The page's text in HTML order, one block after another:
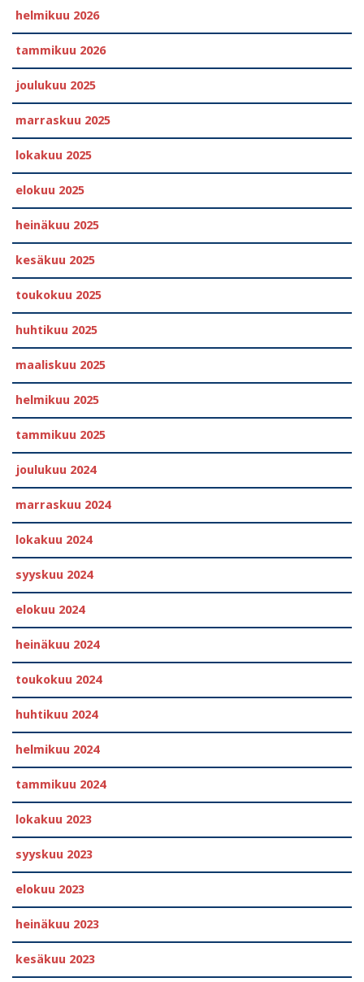
helmikuu 2026
tammikuu 2026
joulukuu 2025
marraskuu 2025
lokakuu 2025
elokuu 2025
heinäkuu 2025
kesäkuu 2025
toukokuu 2025
huhtikuu 2025
maaliskuu 2025
helmikuu 2025
tammikuu 2025
joulukuu 2024
marraskuu 2024
lokakuu 2024
syyskuu 2024
elokuu 2024
heinäkuu 2024
toukokuu 2024
huhtikuu 2024
helmikuu 2024
tammikuu 2024
lokakuu 2023
syyskuu 2023
elokuu 2023
heinäkuu 2023
kesäkuu 2023